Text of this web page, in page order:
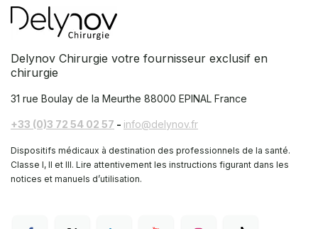
Delynov Chirurgie votre fournisseur exclusif en
chirurgie
31 rue Boulay de la Meurthe 88000 EPINAL France
+33 (0)3 72 54 02 57 - info@delynov.fr
Dispositifs médicaux à destination des professionnels de la santé.
Classe I, II et III. Lire attentivement les instructions figurant dans les
notices et manuels d’utilisation.